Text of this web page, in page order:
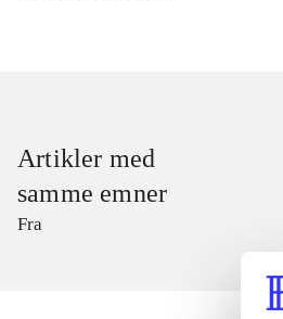
Artikler med
samme emner
Fra